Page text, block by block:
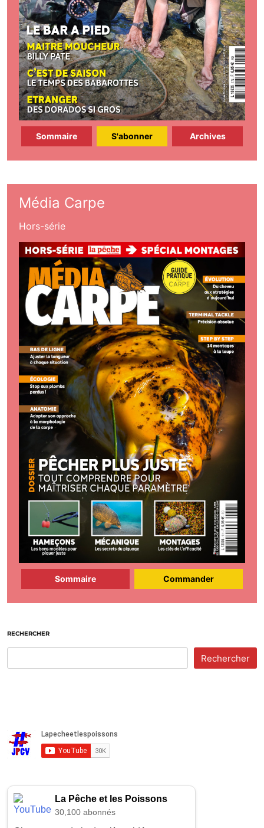
Sommaire S'abonner Archives
Média Carpe
Hors-série
Sommaire Commander
RECHERCHER
Rechercher
La Pêche et les Poissons
30,100 abonnés